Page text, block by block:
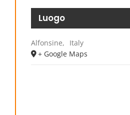
Luogo
Alfonsine,
Italy
+ Google Maps